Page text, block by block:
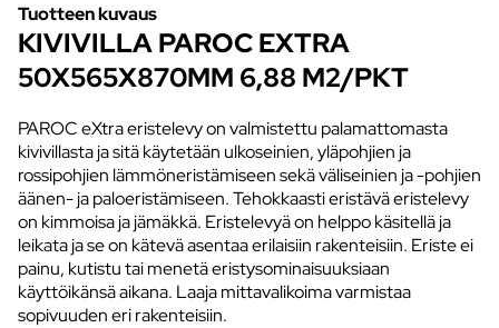
Tuotteen kuvaus
KIVIVILLA PAROC EXTRA
50X565X870MM 6,88 M2/PKT
PAROC eXtra eristelevy on valmistettu palamattomasta
kivivillasta ja sitä käytetään ulkoseinien, yläpohjien ja
rossipohjien lämmöneristämiseen sekä väliseinien ja -pohjien
äänen- ja paloeristämiseen. Tehokkaasti eristävä eristelevy
on kimmoisa ja jämäkkä. Eristelevyä on helppo käsitellä ja
leikata ja se on kätevä asentaa erilaisiin rakenteisiin. Eriste ei
painu, kutistu tai menetä eristysominaisuuksiaan
käyttöikänsä aikana. Laaja mittavalikoima varmistaa
sopivuuden eri rakenteisiin.